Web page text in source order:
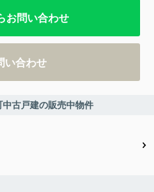
お問い合わせ
い合わせ
古戸建の販売中物件